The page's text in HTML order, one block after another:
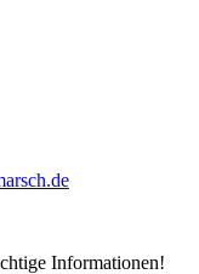
Informationen!